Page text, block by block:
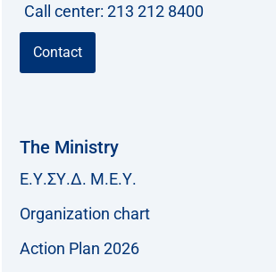
Call center: 213 212 8400
Contact
The Ministry
Ε.Υ.ΣΥ.Δ. Μ.Ε.Υ.
Organization chart
Action Plan 2026